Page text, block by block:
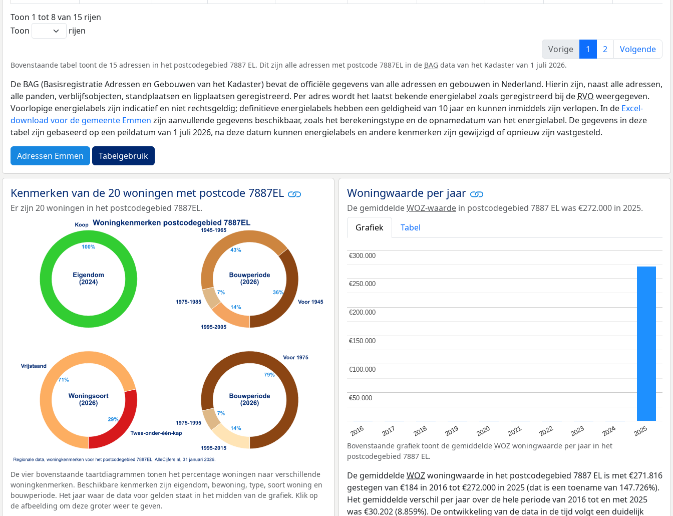
Toon 1 tot 8 van 15 rijen
Toon
rijen
Vorige
1 2 Volgende
Bovenstaande tabel toont de 15 adressen in het postcodegebied 7887 EL. Dit zijn alle adressen met postcode 7887EL in de BAG data van het Kadaster van 1 juli 2026.
De BAG (Basisregistratie Adressen en Gebouwen van het Kadaster) bevat de officiële gegevens van alle adressen en gebouwen in Nederland. Hierin zijn, naast alle adressen,
alle panden, verblijfsobjecten, standplaatsen en ligplaatsen geregistreerd. Per adres wordt het laatst bekende energielabel zoals geregistreerd bij de RVO weergegeven.
Voorlopige energielabels zijn indicatief en niet rechtsgeldig; definitieve energielabels hebben een geldigheid van 10 jaar en kunnen inmiddels zijn verlopen. In de Excel-
download voor de gemeente Emmen zijn aanvullende gegevens beschikbaar, zoals het berekeningstype en de opnamedatum van het energielabel. De gegevens in deze
tabel zijn gebaseerd op een peildatum van 1 juli 2026, na deze datum kunnen energielabels en andere kenmerken zijn gewijzigd of opnieuw zijn vastgesteld.
Adressen Emmen Tabelgebruik
Kenmerken van de 20 woningen met postcode 7887EL
Er zijn 20 woningen in het postcodegebied 7887EL.
De vier bovenstaande taartdiagrammen tonen het percentage woningen naar verschillende
woningkenmerken. Beschikbare kenmerken zijn eigendom, bewoning, type, soort woning en
bouwperiode. Het jaar waar de data voor gelden staat in het midden van de grafiek. Klik op
de afbeelding om deze groter weer te geven.
Woningwaarde per jaar
De gemiddeldeWOZ-waarde in postcodegebied 7887 EL was €272.000 in 2025.
Grafiek
Tabel
2016 2017 2018 2019 2020 2021 2022 2023 2024 2025
€50.000
€50.000
€100.000
€100.000
€150.000
€150.000
€200.000
€200.000
€250.000
€250.000
€300.000
€300.000
Bovenstaande grafiek toont de gemiddelde WOZ woningwaarde per jaar in het
postcodegebied 7887 EL.
De gemiddeldeWOZwoningwaarde in het postcodegebied 7887 EL is met €271.816
gestegen van €184 in 2016 tot €272.000 in 2025 (dat is een toename van 147.726%).
Het gemiddelde verschil per jaar over de hele periode van 2016 tot en met 2025
was €30.202 (8.859%). De ontwikkeling van de data in de tijd volgt een duidelijk